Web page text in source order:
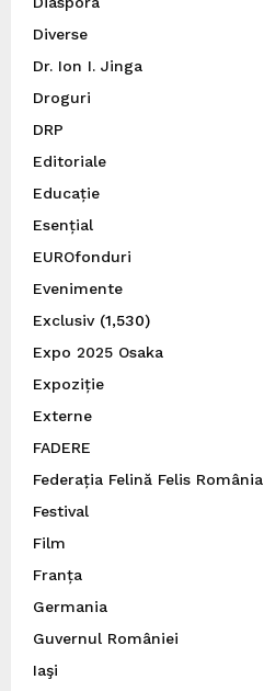
Diverse
Dr. Ion I. Jinga
Droguri
DRP
Editoriale
Educație
Esențial
EUROfonduri
Evenimente
Exclusiv(1,530)
Expo 2025 Osaka
Expoziție
Externe
FADERE
Federația Felină Felis România
Festival
Film
Franța
Germania
Guvernul României
Iaşi